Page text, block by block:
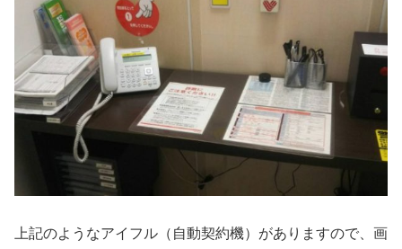
上記のようなアイフル（自動契約機）がありますので、画